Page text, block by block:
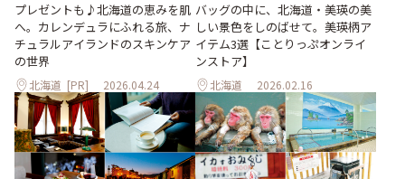
プレゼントも♪北海道の恵みを肌
へ。カレンデュラにふれる旅、ナ
チュラルアイランドのスキンケア
の世界
北海道 [PR] 2026.04.24
バッグの中に、北海道・美瑛の美
しい景色をしのばせて。美瑛柄ア
イテム3選【ことりっぷオンライ
ンストア】
北海道 2026.02.16